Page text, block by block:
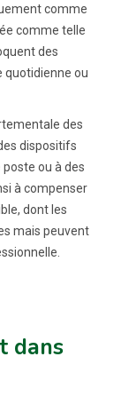
comme
comme telle
des
quotidienne ou
des
dispositifs
ou à des
à compenser
dont les
mais peuvent
dans